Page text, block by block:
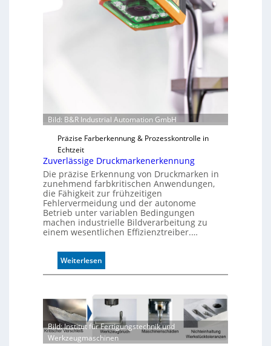
Bild: B&R Industrial Automation GmbH
Präzise Farberkennung & Prozesskontrolle in
Echtzeit
Zuverlässige Druckmarkenerkennung
Die präzise Erkennung von Druckmarken in
zunehmend farbkritischen Anwendungen,
die Fähigkeit zur frühzeitigen
Fehlervermeidung und der autonome
Betrieb unter variablen Bedingungen
machen industrielle Bildverarbeitung zu
einem wesentlichen Effizienztreiber.…
Weiterlesen
Z
v
e
r
l
ä
Bild: Institut für Fertigungstechnik und
Werkzeugmaschinen